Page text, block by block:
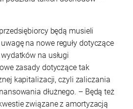
będą musieli
na nowe reguły dotyczące
na usługi
zasady dotyczące tak
kapitalizacji, czyli zaliczania
dłużnego. – Będą też
związane z amortyzacją